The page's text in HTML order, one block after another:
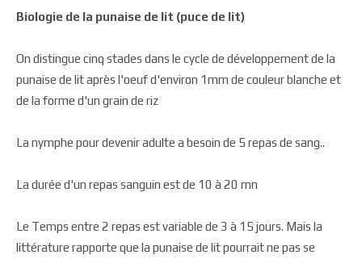
Biologie de la punaise de lit (puce de lit)
On distingue cinq stades dans le cycle de développement de la
punaise de lit après l'oeuf d'environ 1mm de couleur blanche et
de la forme d'un grain de riz
La nymphe pour devenir adulte a besoin de 5 repas de sang..
La durée d'un repas sanguin est de 10 à 20 mn
Le Temps entre 2 repas est variable de 3 à 15 jours. Mais la
littérature rapporte que la punaise de lit pourrait ne pas se